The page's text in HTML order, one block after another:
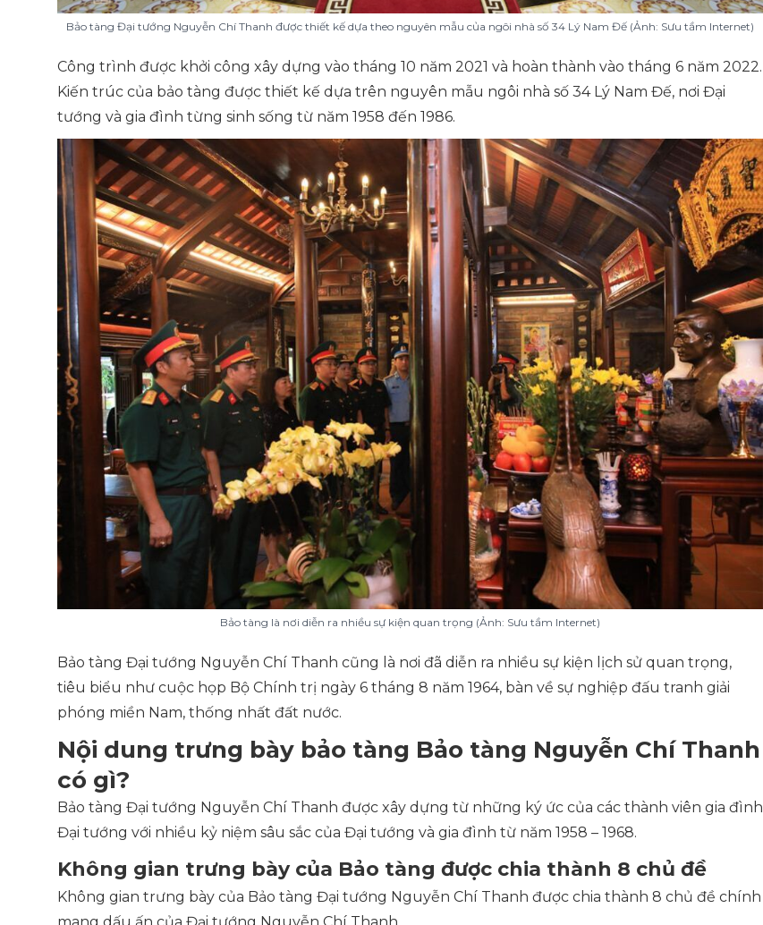
Bảo tàng Đại tướng Nguyễn Chí Thanh được thiết kế dựa theo nguyên mẫu của ngôi nhà số 34 Lý Nam Đế (Ảnh: Sưu tầm Internet)
Công trình được khởi công xây dựng vào tháng 10 năm 2021 và hoàn thành vào tháng 6 năm 2022.
Kiến trúc của bảo tàng được thiết kế dựa trên nguyên mẫu ngôi nhà số 34 Lý Nam Đế, nơi Đại
tướng và gia đình từng sinh sống từ năm 1958 đến 1986.
Bảo tàng là nơi diễn ra nhiều sự kiện quan trọng (Ảnh: Sưu tầm Internet)
Bảo tàng Đại tướng Nguyễn Chí Thanh cũng là nơi đã diễn ra nhiều sự kiện lịch sử quan trọng,
tiêu biểu như cuộc họp Bộ Chính trị ngày 6 tháng 8 năm 1964, bàn về sự nghiệp đấu tranh giải
phóng miền Nam, thống nhất đất nước.
Nội dung trưng bày bảo tàng Bảo tàng Nguyễn Chí Thanh
có gì?
Bảo tàng Đại tướng Nguyễn Chí Thanh được xây dựng từ những ký ức của các thành viên gia đình
Đại tướng với nhiều kỷ niệm sâu sắc của Đại tướng và gia đình từ năm 1958 – 1968.
Không gian trưng bày của Bảo tàng được chia thành 8 chủ đề
Không gian trưng bày của Bảo tàng Đại tướng Nguyễn Chí Thanh được chia thành 8 chủ đề chính